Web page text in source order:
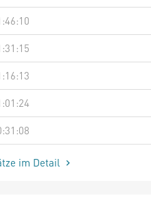
im Detail